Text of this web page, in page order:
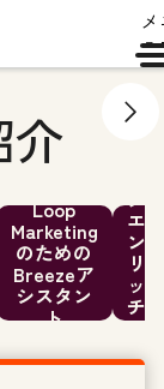
介
Loop
Marketing
のための
Breezeア
シスタン
ト
タ
エ
ン
リ
ッ
チ
メ
ン
ト